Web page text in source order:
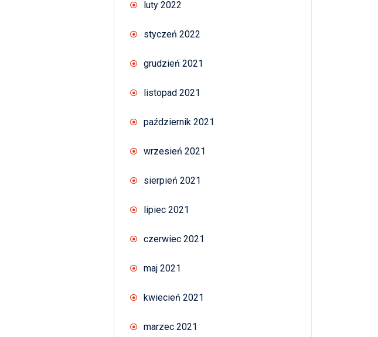
luty 2022
styczeń 2022
grudzień 2021
listopad 2021
październik 2021
wrzesień 2021
sierpień 2021
lipiec 2021
czerwiec 2021
maj 2021
kwiecień 2021
marzec 2021